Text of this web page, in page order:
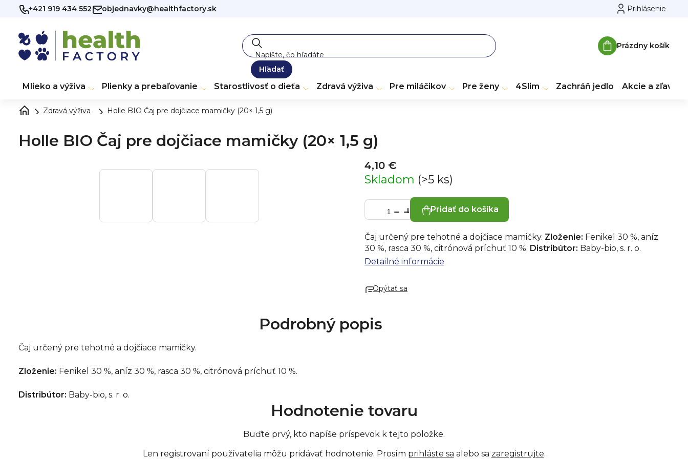
Prejsť +421 919 434 552 objednavky@healthfactory.sk Prihlásenie
Hľadať
Nákupný
Prázdny košík
Mlieko a výživa Plienky a prebaľovanie Starostlivosť o dieťa Zdravá výživa Pre miláčikov Pre ženy 4Slim Zachráň jedlo Akcie a zľavy
Zdravá výživa Holle BIO Čaj pre dojčiace mamičky (20× 1,5 g)
Holle BIO Čaj pre dojčiace mamičky (20× 1,5 g)
4,10 €
Skladom (>5 ks)
Pridať do košíka
Čaj určený pre tehotné a dojčiace mamičky. Zloženie: Fenikel 30 %, aníz
30 %, rasca 30 %, citrónová príchuť 10 %. Distribútor: Baby-bio, s. r. o.
Detailné informácie
Opýtať sa
Podrobný popis
Čaj určený pre tehotné a dojčiace mamičky.
Zloženie: Fenikel 30 %, aníz 30 %, rasca 30 %, citrónová príchuť 10 %.
Distribútor: Baby-bio, s. r. o.
Hodnotenie tovaru
Buďte prvý, kto napíše príspevok k tejto položke.
Len registrovaní používatelia môžu pridávať hodnotenie. Prosím prihláste sa alebo sa zaregistrujte.